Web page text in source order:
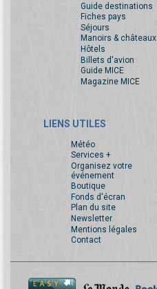
Guide destinations
Fiches pays
Séjours
Manoirs & châteaux
Hôtels
Billets d'avion
Guide MICE
Magazine MICE
LIENS UTILES
Météo
Services +
Organisez votre
événement
Boutique
Fonds d'écran
Plan du site
Newsletter
Mentions légales
Contact